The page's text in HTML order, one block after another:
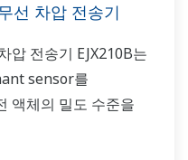
선 차압 전송기
압 전송기 EJX210B는
sensor를
액체의 밀도 수준을